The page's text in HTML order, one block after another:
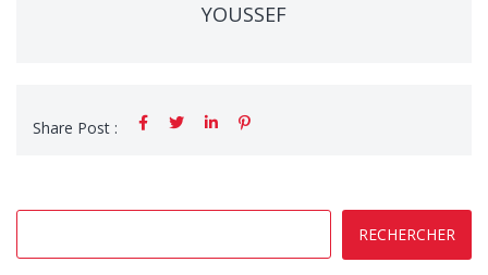
YOUSSEF
Share Post :
RECHERCHER